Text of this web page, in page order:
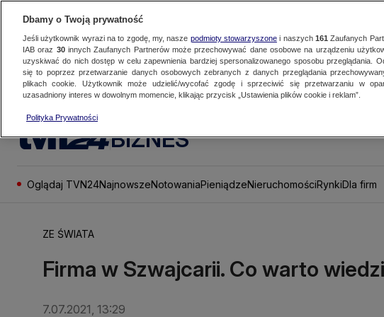
BIZNES
Oglądaj TVN24NajnowszeNotowaniaPieniądzeNieruchomościRynkiDla firm
ZE ŚWIATA
Firma w Szwajcarii. Co warto
7.07.2021, 13:29
Dbamy o Twoją prywatność
Jeśli użytkownik wyrazi na to zgodę, my, nasze podmioty stowarzyszonei naszych 161 Zaufanych
IAB oraz 30innych Zaufanych Partnerów może przechowywać dane osobowe na urządzeniu
uzyskiwać do nich dostęp w celu zapewnienia bardziej spersonalizowanego sposobu przeglądania.
się to poprzez przetwarzanie danych osobowych zebranych z danych przeglądania
plikach cookie. Użytkownik może udzielić/wycofać zgodę i sprzeciwić się przetwarzaniu w
uzasadniony interes w dowolnym momencie, klikając przycisk „Ustawienia plików cookie i reklam”.
Polityka Prywatności